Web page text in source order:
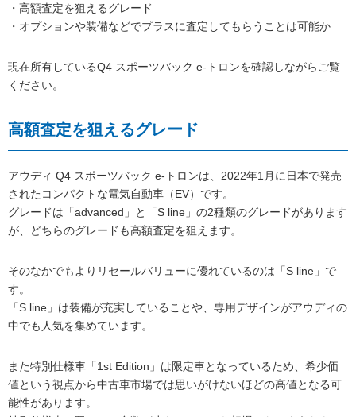
・高額査定を狙えるグレード
・オプションや装備などでプラスに査定してもらうことは可能か
現在所有しているQ4 スポーツバック e-トロンを確認しながらご覧
ください。
高額査定を狙えるグレード
アウディ Q4 スポーツバック e-トロンは、2022年1月に日本で発売
されたコンパクトな電気自動車（EV）です。
グレードは「advanced」と「S line」の2種類のグレードがあります
が、どちらのグレードも高額査定を狙えます。
そのなかでもよりリセールバリューに優れているのは「S line」で
す。
「S line」は装備が充実していることや、専用デザインがアウディの
中でも人気を集めています。
また特別仕様車「1st Edition」は限定車となっているため、希少価
値という視点から中古車市場では思いがけないほどの高値となる可
能性があります。